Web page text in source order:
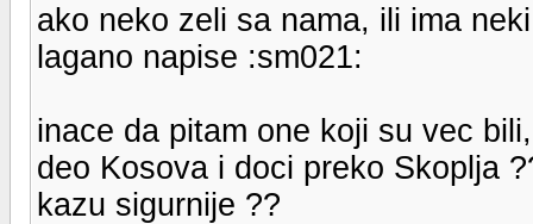
ako neko zeli sa nama, ili ima
lagano napise :sm021:
inace da pitam one koji su vec
deo Kosova i doci preko Skoplja
kazu sigurnije ??